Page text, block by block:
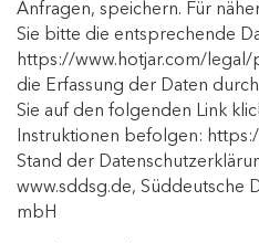
Anfragen, speichern. Für
Sie bitte die entsprechende
https://www.hotjar.com/
die Erfassung der Daten
Sie auf den folgenden Link
Instruktionen befolgen:
Stand der
www.sddsg.de, Süddeutsche
mbH